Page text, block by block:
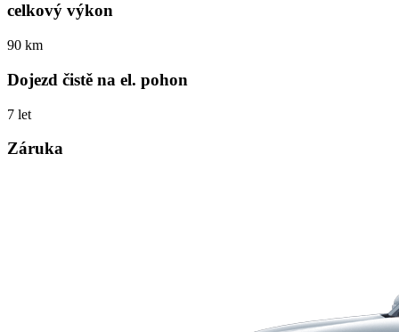
celkový výkon
90 km
Dojezd čistě na el. pohon
7 let
Záruka